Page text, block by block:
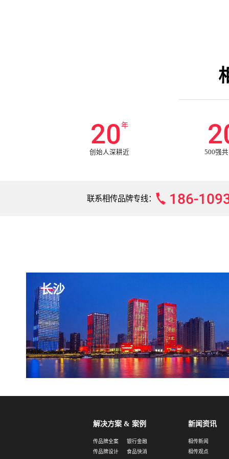
20年
创始人深耕近 500强
联系相传品牌专线： 186-
长沙
解决方案 & 案例
传品牌全案
传品牌设计
银行金融
食品快消
新闻资讯
相传新闻
相传观点